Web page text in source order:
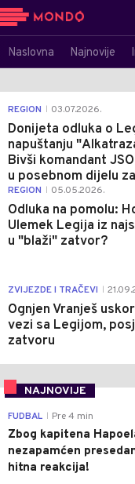
Naslovna Najnovije
REGION 03.07.2026.
Donijeta odluka o
napuštanju
Bivši komandant
u posebnom dijelu
REGION 05.05.2026.
Odluka na pomolu:
Ulemek Legija iz
u "blaži" zatvor?
ZVIJEZDE I TRAČEVI
Ognjen Vranješ
vezi sa Legijom,
zatvoru
NAJNOVIJE
FUDBAL Pre 4 min
Zbog kapitena
nezapamćen
hitna reakcija!